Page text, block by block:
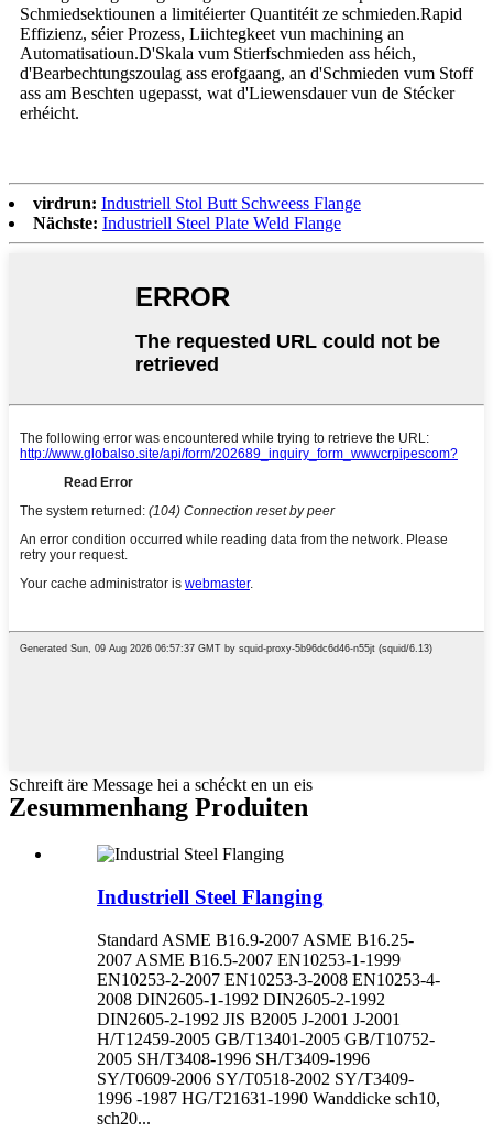
Schmiedsektiounen a limitéierter Quantitéit ze schmieden.Rapid
Effizienz, séier Prozess, Liichtegkeet vun machining an
Automatisatioun.D'Skala vum Stierfschmieden ass héich,
d'Bearbechtungszoulag ass erofgaang, an d'Schmieden vum Stoff
ass am Beschten ugepasst, wat d'Liewensdauer vun de Stécker
erhéicht.
virdrun: Industriell Stol Butt Schweess Flange
Nächste: Industriell Steel Plate Weld Flange
Schreift äre Message hei a schéckt en un eis
Zesummenhang Produiten
Industriell Steel Flanging
Standard ASME B16.9-2007 ASME B16.25-
2007 ASME B16.5-2007 EN10253-1-1999
EN10253-2-2007 EN10253-3-2008 EN10253-4-
2008 DIN2605-1-1992 DIN2605-2-1992
DIN2605-2-1992 JIS B2005 J-2001 J-2001
H/T12459-2005 GB/T13401-2005 GB/T10752-
2005 SH/T3408-1996 SH/T3409-1996
SY/T0609-2006 SY/T0518-2002 SY/T3409-
1996 -1987 HG/T21631-1990 Wanddicke sch10,
sch20...